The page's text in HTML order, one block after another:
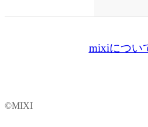
mixiについ
©MIXI